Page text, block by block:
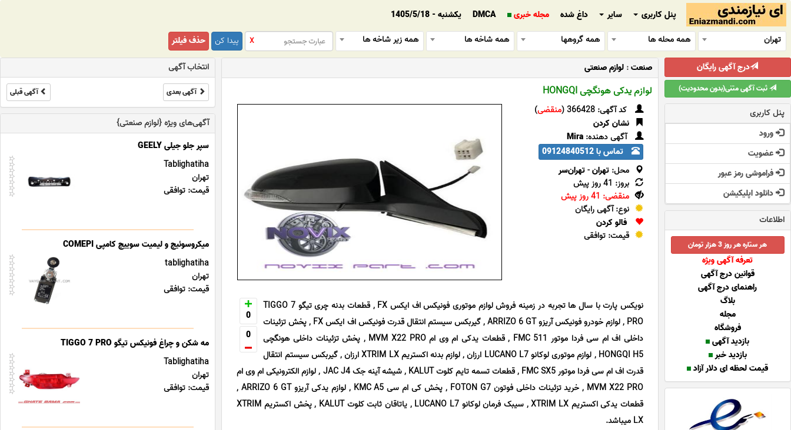
پنل کاربری سایر داغ شده مجله خبری DMCA
یکشنبه - 1405/5/18
تهران
همه محله ها همه گروهها همه شاخه ها همه زیر شاخه ها X پیدا کن
حذف فیلتر
صنعت:لوازم صنعتی
لوازم یدکی هونگچی HONGQI
کد آگهی: 366428 ( منقضی)
نشان کردن
آگهی دهنده:Mira
تماس با 09124840512
محل:تهران-تهران‌سر
بروز: 41 روز پیش
منقضی: 41 روز پیش
نوع: آگهی رایگان
فالو کردن
قیمت: توافقی
0
0
نویکس پارت با سال ها تجربه در زمینه فروش لوازم موتوری فونیکس اف ایکس FX , قطعات بدنه چری تیگو TIGGO 7
PRO , لوازم خودرو فونیکس آریزو ARRIZO 6 GT , گیربکس سیستم انتقال قدرت فونیکس اف ایکس FX , پخش تزئینات
داخلی اف ام سی فردا موتور FMC 511 , قطعات یدکی ام وی ام MVM X22 PRO , پخش تزئینات داخلی هونگچی
HONGQI H5 , لوازم موتوری لوکانو LUCANO L7 ارزان , لوازم بدنه اکستریم XTRIM LX ارزان , گیربکس سیستم انتقال
قدرت اف ام سی فردا موتور FMC SX5 , قطعات تسمه تایم کلوت KALUT , شیشه آینه جک JAC J4 , لوازم الکترونیکی ام وی ام
MVM X22 PRO , خرید تزئینات داخلی فوتون FOTON G7 , پخش کی ام سی KMC A5 , لوازم یدکی آریزو ARRIZO 6 GT ,
قطعات یدکی اکستریم XTRIM LX , سیبک فرمان لوکانو LUCANO L7 , یاتاقان ثابت کلوت KALUT , پخش اکستریم XTRIM
LX میباشد.
انتخاب آگهی
آگهی بعدی آگهی قبلی
آگهی‌های ویژه {لوازم صنعتی}
سپر جلو جیلی GEELY
Tablighatiha
تهران
قیمت: توافقی
میکروسوئیچ و لیمیت سوییچ کامپی COMEPI
tablighatiha
تهران
قیمت: توافقی
مه شکن و چراغ فونیکس تیگو TIGGO 7 PRO
Tablighatiha
تهران
قیمت: توافقی
درج آگهی رایگان
ثبت آگهی متنی(بدون محدودیت)
پنل کاربری
ورود
عضویت
فراموشی رمز عبور
دانلود اپلیکیشن
اطلاعات
هر ستاره هر روز 3 هزار تومان
تعرفه آگهی ویژه
قوانین درج آگهی
راهنمای درج آگهی
بلاگ
مجله
فروشگاه
بازدید آگهی
بازدید خبر
قیمت لحظه ای دلار آزاد